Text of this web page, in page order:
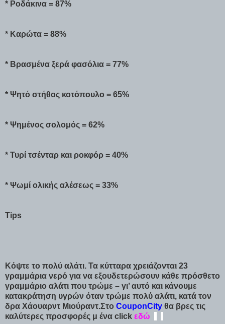
* Ροδάκινα = 87%
* Καρώτα = 88%
* Βρασμένα ξερά φασόλια = 77%
* Ψητό στήθος κοτόπουλο = 65%
* Ψημένος σολομός = 62%
* Τυρί τσένταρ και ροκφόρ = 40%
* Ψωμί ολικής αλέσεως = 33%
Tips
Κόψτε το πολύ αλάτι. Τα κύτταρα χρειάζονται 23
γραμμάρια νερό για να εξουδετερώσουν κάθε πρόσθετο
γραμμάριο αλάτι που τρώμε – γι’ αυτό και κάνουμε
κατακράτηση υγρών όταν τρώμε πολύ αλάτι, κατά τον
δρα Χάουαρντ Μιούραντ.Στο CouponCity θα βρες τις
καλύτερες προσφορές μ ένα click εδώ